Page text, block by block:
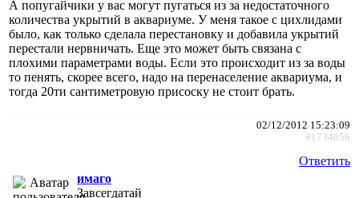
А попугайчики у вас могут пугаться из за недостаточного
количества укрытий в аквариуме. У меня такое с цихлидами
было, как только сделала перестановку и добавила укрытий
перестали нервничать. Еще это может быть связана с
плохими параметрами воды. Если это происходит из за воды
то пенять, скорее всего, надо на перенаселение аквариума, и
тогда 20ти сантиметровую присоску не стоит брать.
02/12/2012 15:23:09
#1734056
Ответить
имаго
Завсегдатай